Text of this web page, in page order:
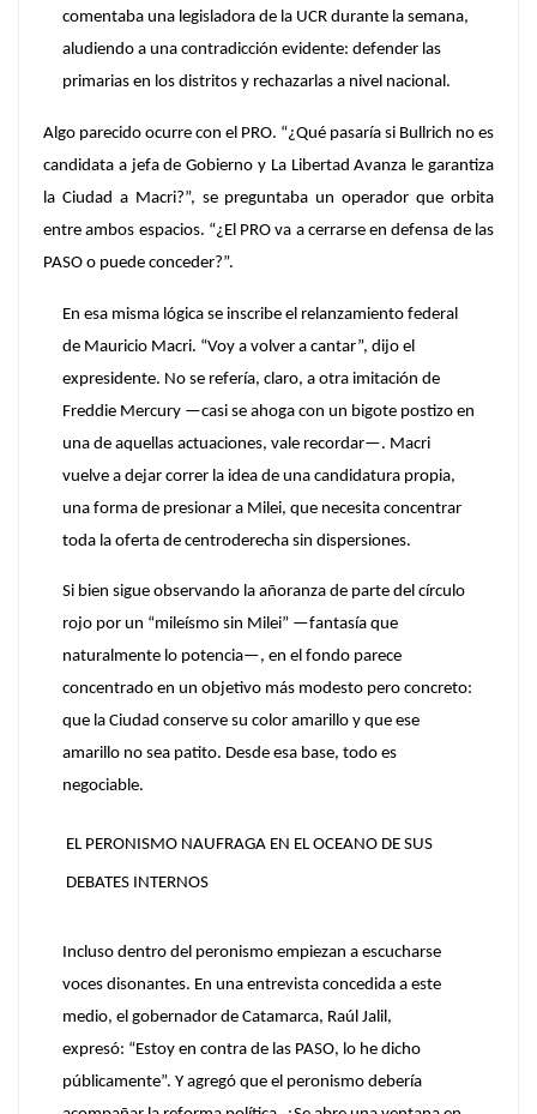
comentaba una legisladora de la UCR durante la semana,
aludiendo a una contradicción evidente: defender las
primarias en los distritos y rechazarlas a nivel nacional.
Algo parecido ocurre con el PRO. “¿Qué pasaría si Bullrich no es
candidata a jefa de Gobierno y La Libertad Avanza le garantiza
la Ciudad a Macri?”, se preguntaba un operador que orbita
entre ambos espacios. “¿El PRO va a cerrarse en defensa de las
PASO o puede conceder?”.
En esa misma lógica se inscribe el relanzamiento federal
de Mauricio Macri. “Voy a volver a cantar”, dijo el
expresidente. No se refería, claro, a otra imitación de
Freddie Mercury —casi se ahoga con un bigote postizo en
una de aquellas actuaciones, vale recordar—. Macri
vuelve a dejar correr la idea de una candidatura propia,
una forma de presionar a Milei, que necesita concentrar
toda la oferta de centroderecha sin dispersiones.
Si bien sigue observando la añoranza de parte del círculo
rojo por un “mileísmo sin Milei”—fantasía que
naturalmente lo potencia—, en el fondo parece
concentrado en un objetivo más modesto pero concreto:
que la Ciudad conserve su color amarillo y que ese
amarillo no sea patito. Desde esa base, todo es
negociable.
EL PERONISMO NAUFRAGA EN EL OCEANO DE SUS
DEBATES INTERNOS
Incluso dentro del peronismo empiezan a escucharse
voces disonantes. En una entrevista concedida a este
medio, el gobernador de Catamarca, Raúl Jalil,
expresó: “Estoy en contra de las PASO, lo he dicho
públicamente”. Y agregó que el peronismo debería